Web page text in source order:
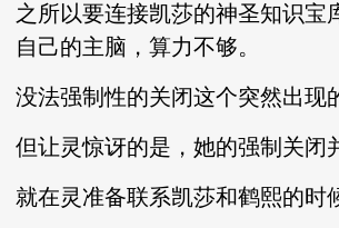
之所以要连接凯莎的神圣知识宝
自己的主脑，算力不够。
没法强制性的关闭这个突然出现
但让灵惊讶的是，她的强制关闭
就在灵准备联系凯莎和鹤熙的时